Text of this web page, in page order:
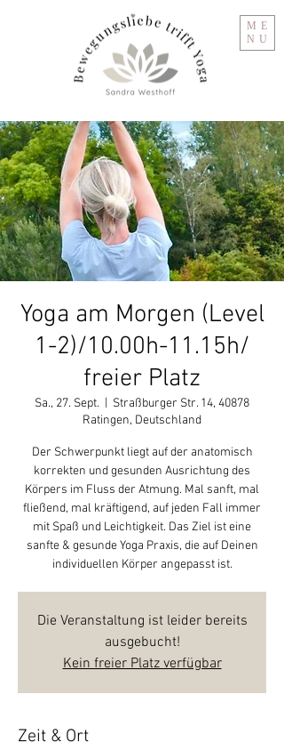
ME
NU
Yoga am Morgen (Level
1-2)/10.00h-11.15h/
freier Platz
Sa., 27. Sept.
Straßburger Str. 14, 40878
Ratingen, Deutschland
Der Schwerpunkt liegt auf der anatomisch
korrekten und gesunden Ausrichtung des
Körpers im Fluss der Atmung. Mal sanft, mal
fließend, mal kräftigend, auf jeden Fall immer
mit Spaß und Leichtigkeit. Das Ziel ist eine
sanfte & gesunde Yoga Praxis, die auf Deinen
individuellen Körper angepasst ist.
Die Veranstaltung ist leider bereits
ausgebucht!
Kein freier Platz verfügbar
Zeit & Ort